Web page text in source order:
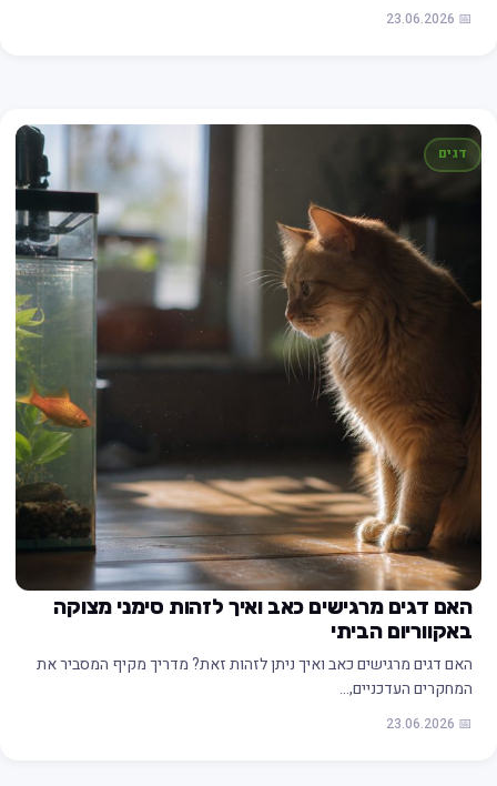
📅 23.06.2026
דגים
האם דגים מרגישים כאב ואיך לזהות סימני מצוקה
באקווריום הביתי
האם דגים מרגישים כאב ואיך ניתן לזהות זאת? מדריך מקיף המסביר את
המחקרים העדכניים,…
📅 23.06.2026